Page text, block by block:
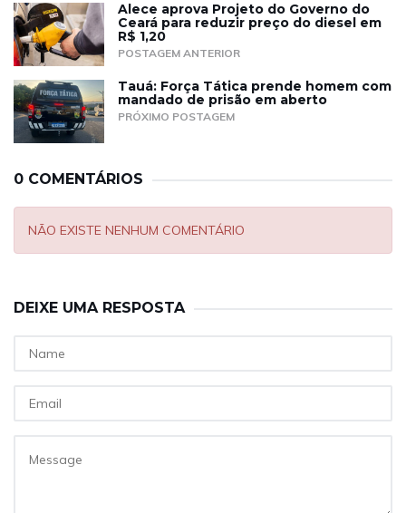
Alece aprova Projeto do Governo do
Ceará para reduzir preço do diesel em
R$ 1,20
POSTAGEM ANTERIOR
Tauá: Força Tática prende homem com
mandado de prisão em aberto
PRÓXIMO POSTAGEM
0 COMENTÁRIOS
NÃO EXISTE NENHUM COMENTÁRIO
DEIXE UMA RESPOSTA